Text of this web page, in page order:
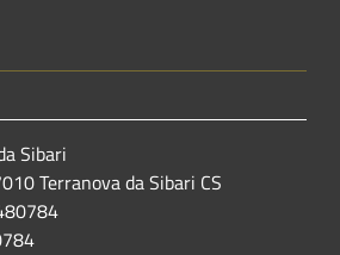
Sibari
Terranova da Sibari CS